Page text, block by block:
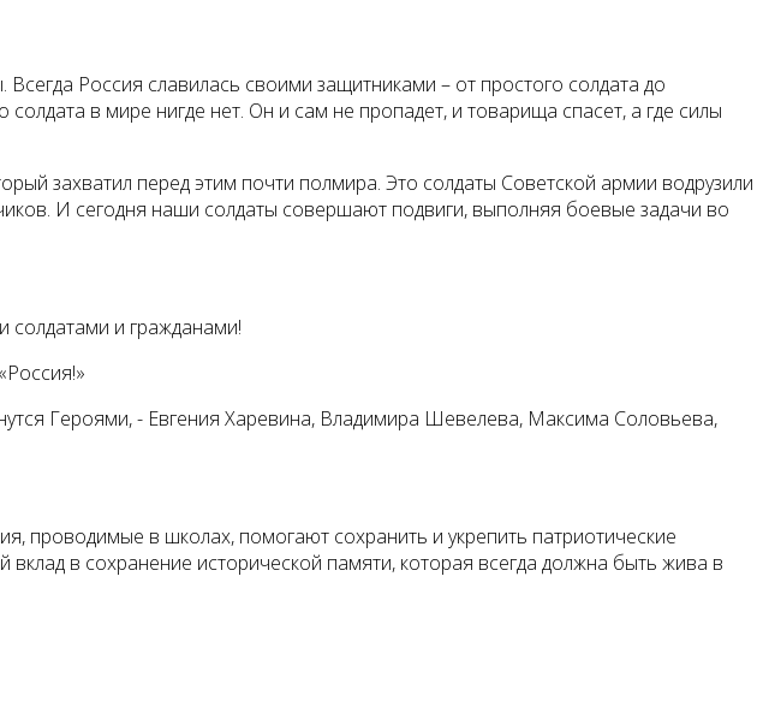
Россия славилась своими защитниками – от простого солдата до
в мире нигде нет. Он и сам не пропадет, и товарища спасет, а где силы
захватил перед этим почти полмира. Это солдаты Советской армии водрузили
И сегодня наши солдаты совершают подвиги, выполняя боевые задачи во
солдатами и гражданами!
Героями, - Евгения Харевина, Владимира Шевелева, Максима Соловьева,
проводимые в школах, помогают сохранить и укрепить патриотические
в сохранение исторической памяти, которая всегда должна быть жива в